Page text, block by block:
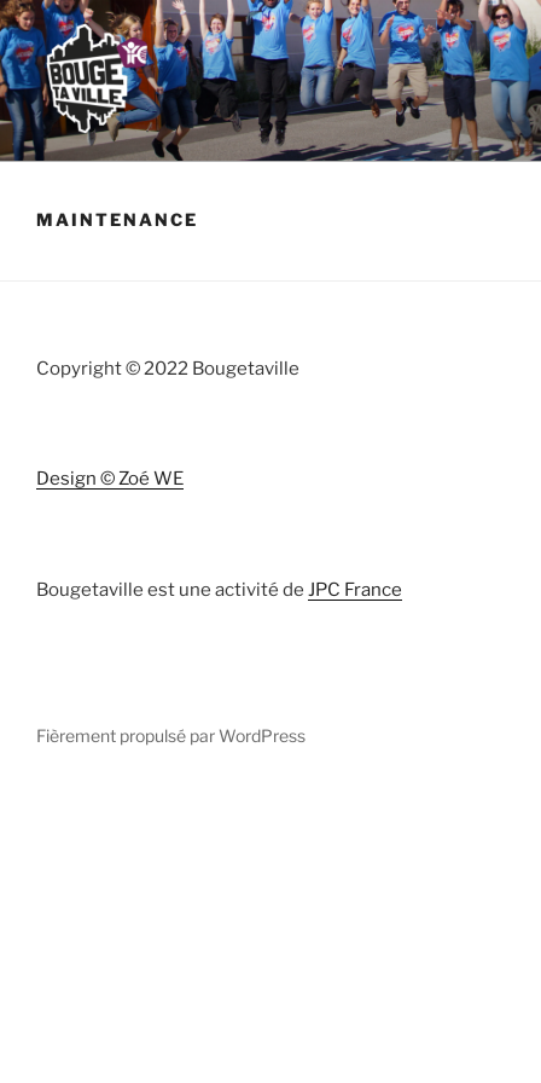
MAINTENANCE
Copyright © 2022 Bougetaville
Design © Zoé WE
Bougetaville est une activité de JPC France
Fièrement propulsé par WordPress